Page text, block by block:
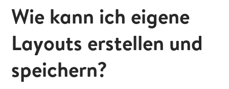
Wie kann ich eigene
Layouts erstellen und
speichern?